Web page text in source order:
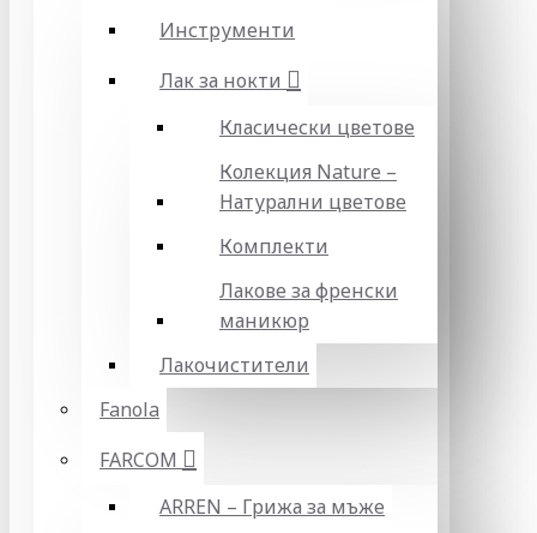
Инструменти
Лак за нокти
Класически цветове
Колекция Nature –
Натурални цветове
Комплекти
Лакове за френски
маникюр
Лакочистители
Fanola
FARCOM
ARREN – Грижа за мъже